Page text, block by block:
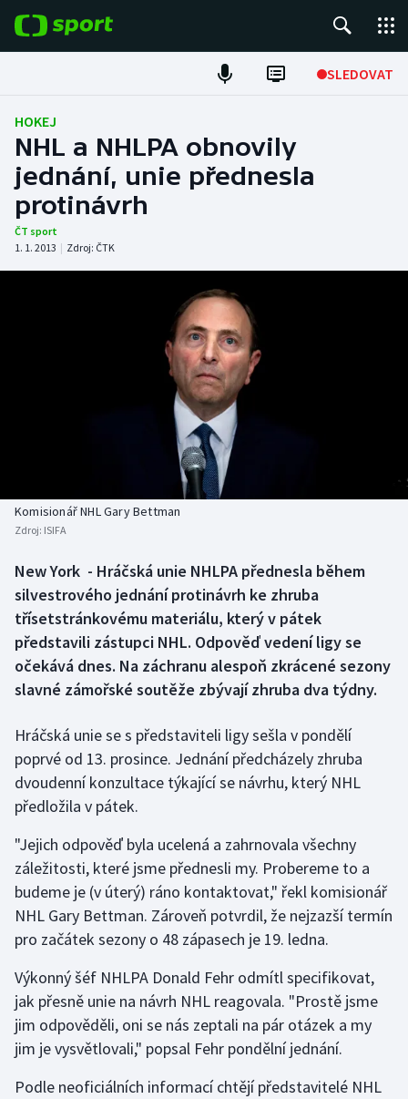
SLEDOVAT
Fotbal
Hokej
Tenis
Atletika
Biatlon
Box
Curling
Dostihy
Florbal
Futsal
Golf
Gymnastika
Házená
Jezdectví
Judo
Krasobruslení
Lezení
Aplikace ČT sport
HOKEJ
NHL a NHLPA obnovily
jednání, unie přednesla
protinávrh
ČT sport
1. 1. 2013 | Zdroj: ČTK
Komisionář NHL Gary Bettman
Zdroj: ISIFA
New York - Hráčská unie NHLPA přednesla během
silvestrového jednání protinávrh ke zhruba
třísetstránkovému materiálu, který v pátek
představili zástupci NHL. Odpověď vedení ligy se
očekává dnes. Na záchranu alespoň zkrácené sezony
slavné zámořské soutěže zbývají zhruba dva týdny.
Hráčská unie se s představiteli ligy sešla v pondělí
poprvé od 13. prosince. Jednání předcházely zhruba
dvoudenní konzultace týkající se návrhu, který NHL
předložila v pátek.
"Jejich odpověď byla ucelená a zahrnovala všechny
záležitosti, které jsme přednesli my. Probereme to a
budeme je (v úterý) ráno kontaktovat," řekl komisionář
NHL Gary Bettman. Zároveň potvrdil, že nejzazší termín
pro začátek sezony o 48 zápasech je 19. ledna.
Výkonný šéf NHLPA Donald Fehr odmítl specifikovat,
jak přesně unie na návrh NHL reagovala. "Prostě jsme
jim odpověděli, oni se nás zeptali na pár otázek a my
jim je vysvětlovali," popsal Fehr pondělní jednání.
Podle neoficiálních informací chtějí představitelé NHL